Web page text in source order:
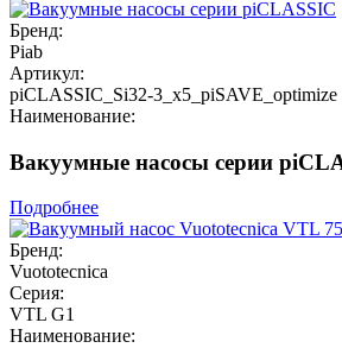
Бренд:
Piab
Артикул:
piCLASSIC_Si32-3_x5_piSAVE_optimize
Наименование:
Вакуумные насосы серии
Подробнее
Бренд:
Vuototecnica
Серия:
VTL G1
Наименование: